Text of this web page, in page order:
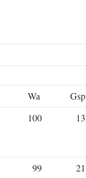
Wa
Gsp
100 13
99 21